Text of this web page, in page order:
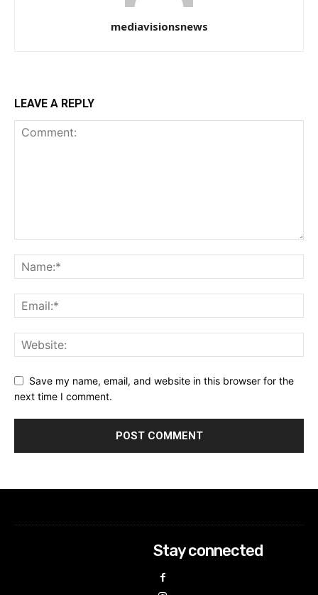
mediavisionsnews
LEAVE A REPLY
Save my name, email, and website in this browser for the
next time I comment.
Stay connected